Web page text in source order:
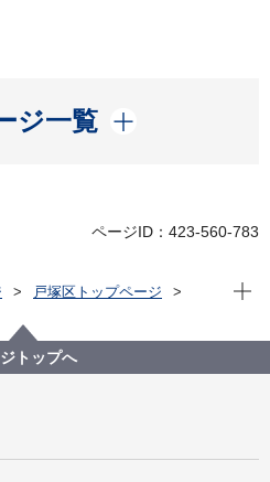
ジ一覧
開く
ページID：423-560-783
戸塚区トップページ
現在
トップへ